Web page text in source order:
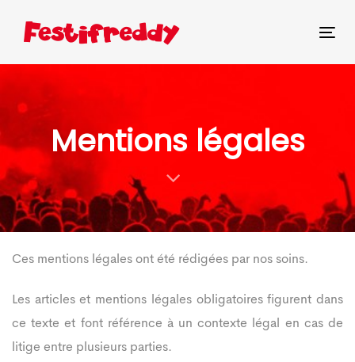
links
Skip
to
content
Mentions légales
Ces mentions légales ont été rédigées par nos soins.
Les articles et mentions légales obligatoires figurent dans
ce texte et font référence à un contexte légal en cas de
litige entre plusieurs parties.